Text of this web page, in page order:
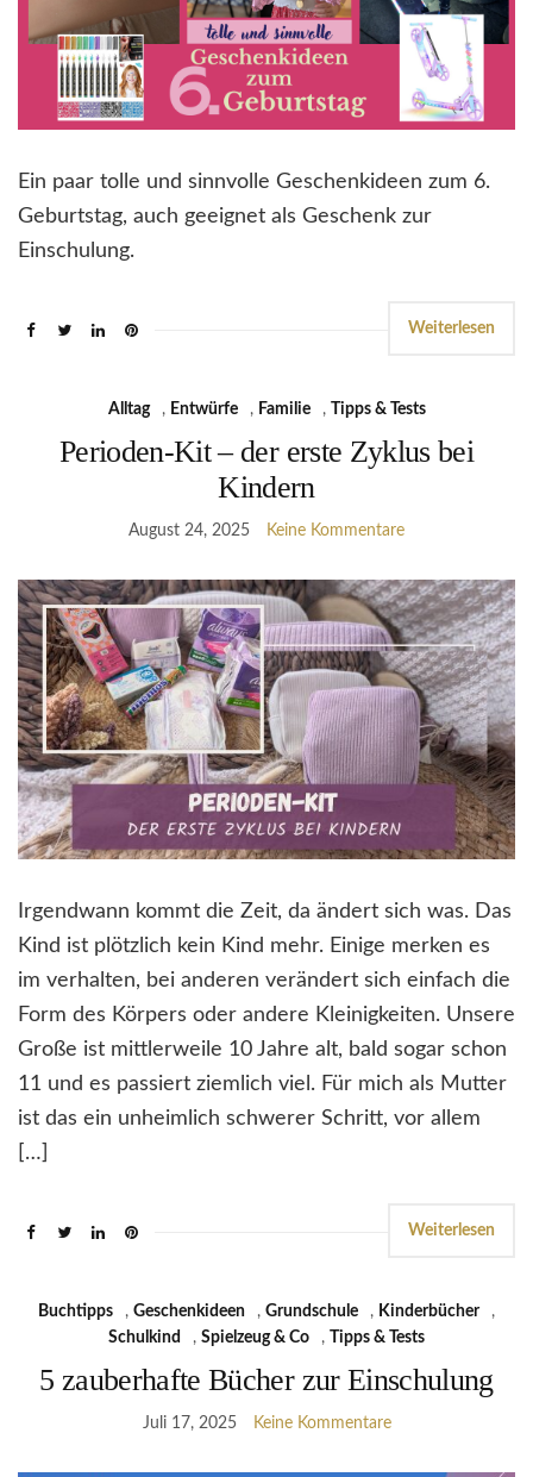
Ein paar tolle und sinnvolle Geschenkideen zum 6.
Geburtstag, auch geeignet als Geschenk zur
Einschulung.
Weiterlesen
Alltag , Entwürfe , Familie , Tipps & Tests
Perioden-Kit – der erste Zyklus bei
Kindern
August 24, 2025 Keine Kommentare
Irgendwann kommt die Zeit, da ändert sich was. Das
Kind ist plötzlich kein Kind mehr. Einige merken es
im verhalten, bei anderen verändert sich einfach die
Form des Körpers oder andere Kleinigkeiten. Unsere
Große ist mittlerweile 10 Jahre alt, bald sogar schon
11 und es passiert ziemlich viel. Für mich als Mutter
ist das ein unheimlich schwerer Schritt, vor allem
[…]
Weiterlesen
Buchtipps , Geschenkideen , Grundschule , Kinderbücher
,
Schulkind
, Spielzeug & Co , Tipps & Tests
5 zauberhafte Bücher zur Einschulung
Juli 17, 2025 Keine Kommentare